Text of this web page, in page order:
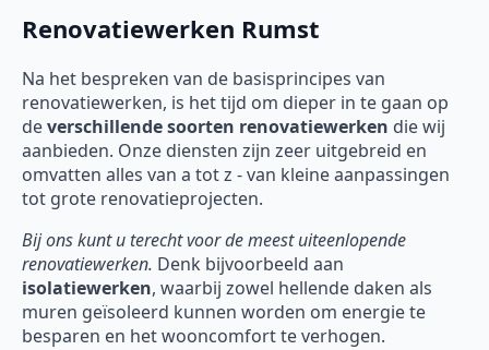
Renovatiewerken Rumst
Na het bespreken van de basisprincipes van
renovatiewerken, is het tijd om dieper in te gaan op
deverschillende soorten renovatiewerken die wij
aanbieden. Onze diensten zijn zeer uitgebreid en
omvatten alles van a tot z - van kleine aanpassingen
tot grote renovatieprojecten.
Bij ons kunt u terecht voor de meest uiteenlopende
renovatiewerken. Denk bijvoorbeeld aan
isolatiewerken, waarbij zowel hellende daken als
muren geïsoleerd kunnen worden om energie te
besparen en het wooncomfort te verhogen.